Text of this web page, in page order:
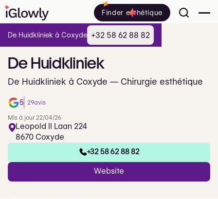
Finder esthétique
DeHuidkliniek
De Huidkliniek à Coxyde — Chirurgie esthétique
5 29avis
Mis à jour 22/04/26
Leopold II Laan 224
8670 Coxyde
+32 58 62 88 82
Website
De Huidkliniek à Coxyde +32 58 62 88 82